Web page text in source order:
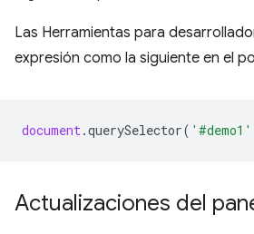
Las Herramientas para
expresión como la siguiente en el
document.querySelector( '#demo1'
Actualizaciones del